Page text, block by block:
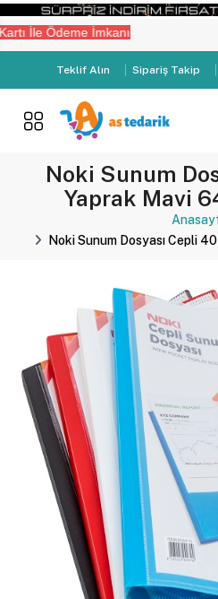
İle Ödeme İmkanı
Teklif Alın Sipariş Takip
Noki Sunum
Yaprak Mavi
Noki Sunum Dosyası Cepli